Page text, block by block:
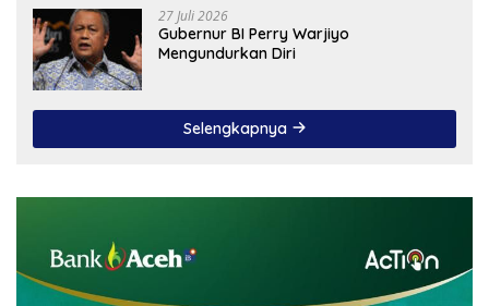
27 Juli 2026
Gubernur BI Perry Warjiyo
Mengundurkan Diri
Selengkapnya